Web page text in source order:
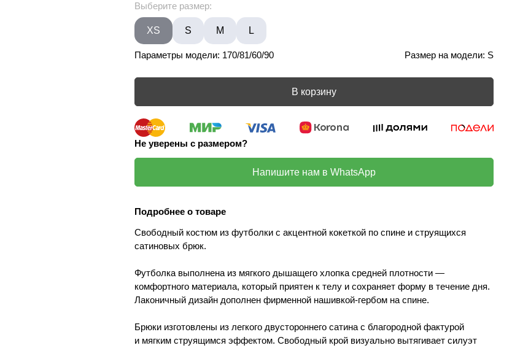
Выберите размер:
XS S M L
Параметры модели: 170/81/60/90 Размер на модели: S
В корзину
Не уверены с размером?
Напишите нам в WhatsApp
Подробнее о товаре
Свободный костюм из футболки с акцентной кокеткой по спине и струящихся
сатиновых брюк.
Футболка выполнена из мягкого дышащего хлопка средней плотности —
комфортного материала, который приятен к телу и сохраняет форму в течение дня.
Лаконичный дизайн дополнен фирменной нашивкой-гербом на спине.
Брюки изготовлены из легкого двустороннего сатина с благородной фактурой
и мягким струящимся эффектом. Свободный крой визуально вытягивает силуэт